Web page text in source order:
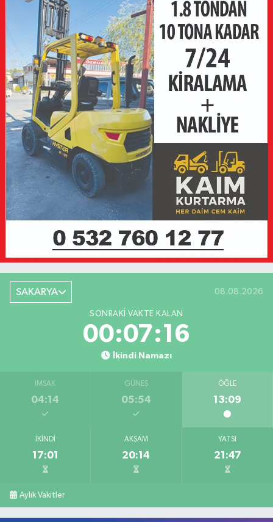
SAKARYA 08.08.2026
SONRAKI VAKTE KALAN
00:07:16
İkindi Namazı
İMSAK
04:14
GÜNEŞ
05:54
ÖĞLE
13:09
İKINDI
17:01
AKŞAM
20:14
YATSI
21:47
Aylık Vakitler